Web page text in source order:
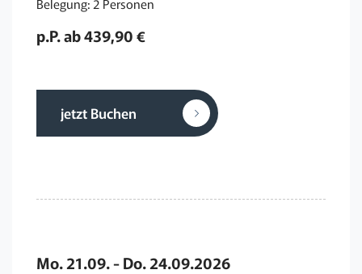
Belegung: 2 Personen
p.P. ab 439,90 €
jetzt Buchen
Mo. 21.09. - Do. 24.09.2026